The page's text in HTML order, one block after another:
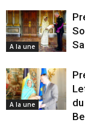
A la une
A la une